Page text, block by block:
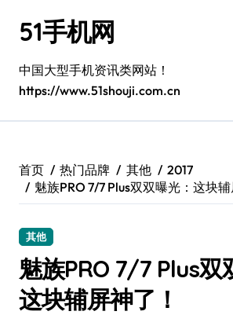
51手机网
中国大型手机资讯类网站！
https://www.51shouji.com.cn
首页 热门品牌 其他
2017
魅族PRO 7/7 Plus双双曝光：这块辅
其他
魅族PRO 7/7 Plus双
这块辅屏神了！